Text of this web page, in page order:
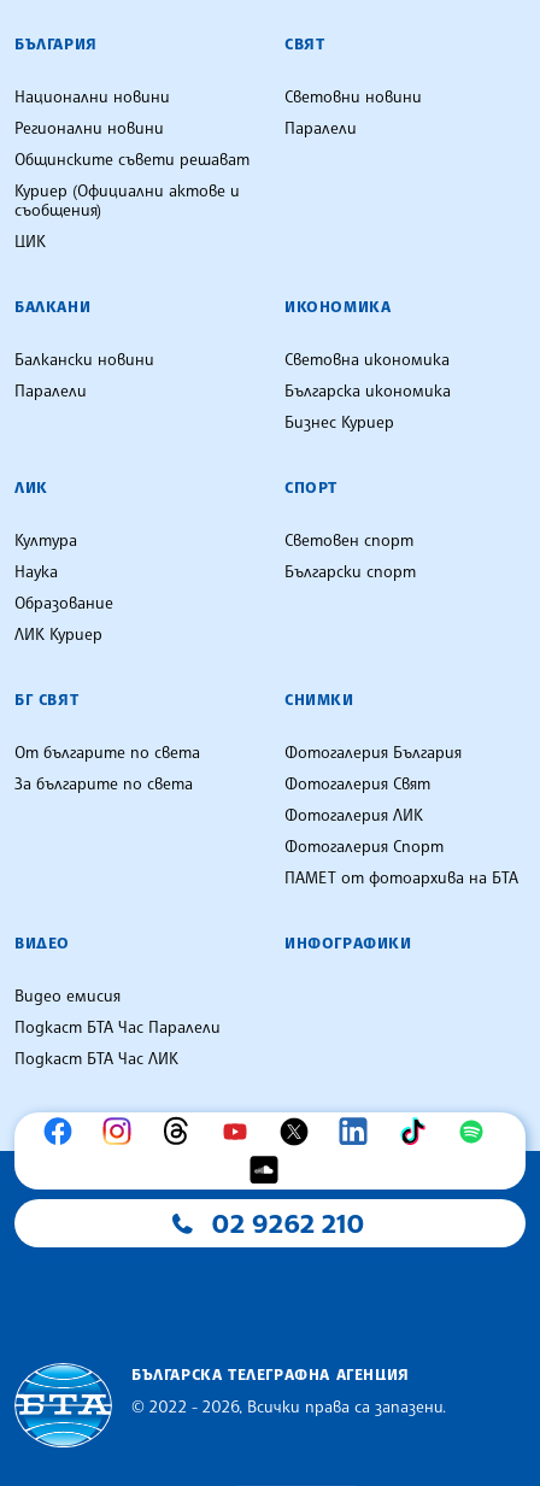
БЪЛГАРСКА ТЕЛЕГРАФНА АГЕНЦИЯ
БЪЛГАРИЯ
Национални новини
Регионални новини
Общинските съвети решават
Куриер (Официални актове и
съобщения)
ЦИК
СВЯТ
Световни новини
Паралели
БАЛКАНИ
Балкански новини
Паралели
ИКОНОМИКА
Световна икономика
Българска икономика
Бизнес Куриер
ЛИК
Култура
Наука
Образование
ЛИК Куриер
СПОРТ
Световен спорт
Български спорт
БГ СВЯТ
От българите по света
За българите по света
СНИМКИ
Фотогалерия България
Фотогалерия Свят
Фотогалерия ЛИК
Фотогалерия Спорт
ПАМЕТ от фотоархива на БТА
ВИДЕО
Видео емисия
Подкаст БТА Час Паралели
Подкаст БТА Час ЛИК
ИНФОГРАФИКИ
02 9262 210
БЪЛГАРСКА ТЕЛЕГРАФНА АГЕНЦИЯ
© 2022 - 2026, Всички права са запазени.